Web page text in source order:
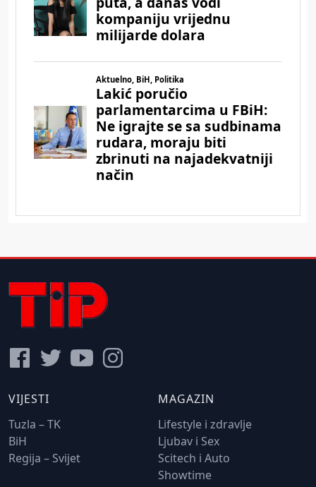
VIJESTI
Tuzla – TK
BiH
Regija – Svijet
MAGAZIN
Lifestyle i zdravlje
Ljubav i Sex
Scitech i Auto
Showtime